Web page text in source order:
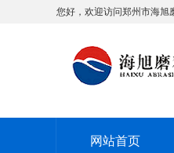
您好，欢迎访问郑州市海旭
网站首页